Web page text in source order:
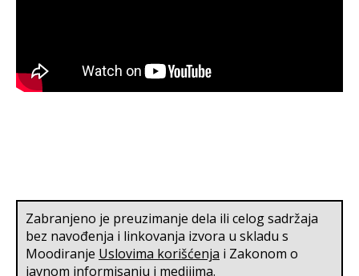
Zabranjeno je preuzimanje dela ili celog sadržaja
bez navođenja i linkovanja izvora u skladu s
Moodiranje Uslovima korišćenja i Zakonom o
javnom informisanju i medijima.